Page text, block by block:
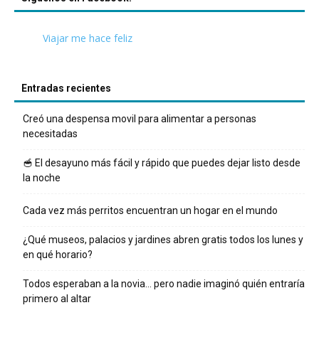
Viajar me hace feliz
Entradas recientes
Creó una despensa movil para alimentar a personas
necesitadas
🥣 El desayuno más fácil y rápido que puedes dejar listo desde
la noche
Cada vez más perritos encuentran un hogar en el mundo
¿Qué museos, palacios y jardines abren gratis todos los lunes y
en qué horario?
Todos esperaban a la novia… pero nadie imaginó quién entraría
primero al altar